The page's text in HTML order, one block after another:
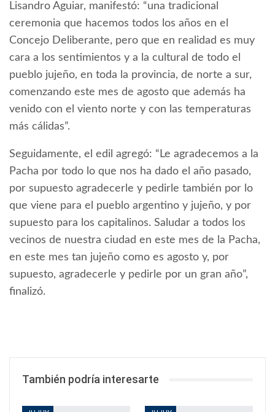
Lisandro Aguiar, manifestó: “una tradicional
ceremonia que hacemos todos los años en el
Concejo Deliberante, pero que en realidad es muy
cara a los sentimientos y a la cultural de todo el
pueblo jujeño, en toda la provincia, de norte a sur,
comenzando este mes de agosto que además ha
venido con el viento norte y con las temperaturas
más cálidas”.
Seguidamente, el edil agregó: “Le agradecemos a la
Pacha por todo lo que nos ha dado el año pasado,
por supuesto agradecerle y pedirle también por lo
que viene para el pueblo argentino y jujeño, y por
supuesto para los capitalinos. Saludar a todos los
vecinos de nuestra ciudad en este mes de la Pacha,
en este mes tan jujeño como es agosto y, por
supuesto, agradecerle y pedirle por un gran año”,
finalizó.
También podría interesarte